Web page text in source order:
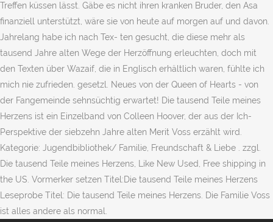
Treffen küssen lässt. Gäbe es nicht ihren kranken Bruder, den Asa
finanziell unterstützt, wäre sie von heute auf morgen auf und davon.
Jahrelang habe ich nach Tex- ten gesucht, die diese mehr als
tausend Jahre alten Wege der Herzöffnung erleuchten, doch mit
den Texten über Wazaif, die in Englisch erhältlich waren, fühlte ich
mich nie zufrieden. gesetzl. Neues von der Queen of Hearts - von
der Fangemeinde sehnsüchtig erwartet! Die tausend Teile meines
Herzens ist ein Einzelband von Colleen Hoover, der aus der Ich-
Perspektive der siebzehn Jahre alten Merit Voss erzählt wird.
Kategorie: Jugendbibliothek/ Familie, Freundschaft & Liebe . zzgl.
Die tausend Teile meines Herzens, Like New Used, Free shipping in
the US. Vormerker setzen Titel:Die tausend Teile meines Herzens
Leseprobe Titel: Die tausend Teile meines Herzens. Die Familie Voss
ist alles andere als normal.